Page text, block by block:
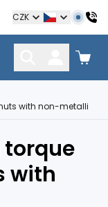
CZK
napínáky
with non-metalli
torque
with